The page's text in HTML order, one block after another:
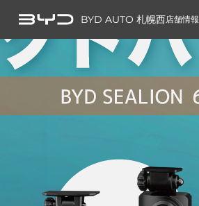
BYD AUTO 札幌西店舗情報